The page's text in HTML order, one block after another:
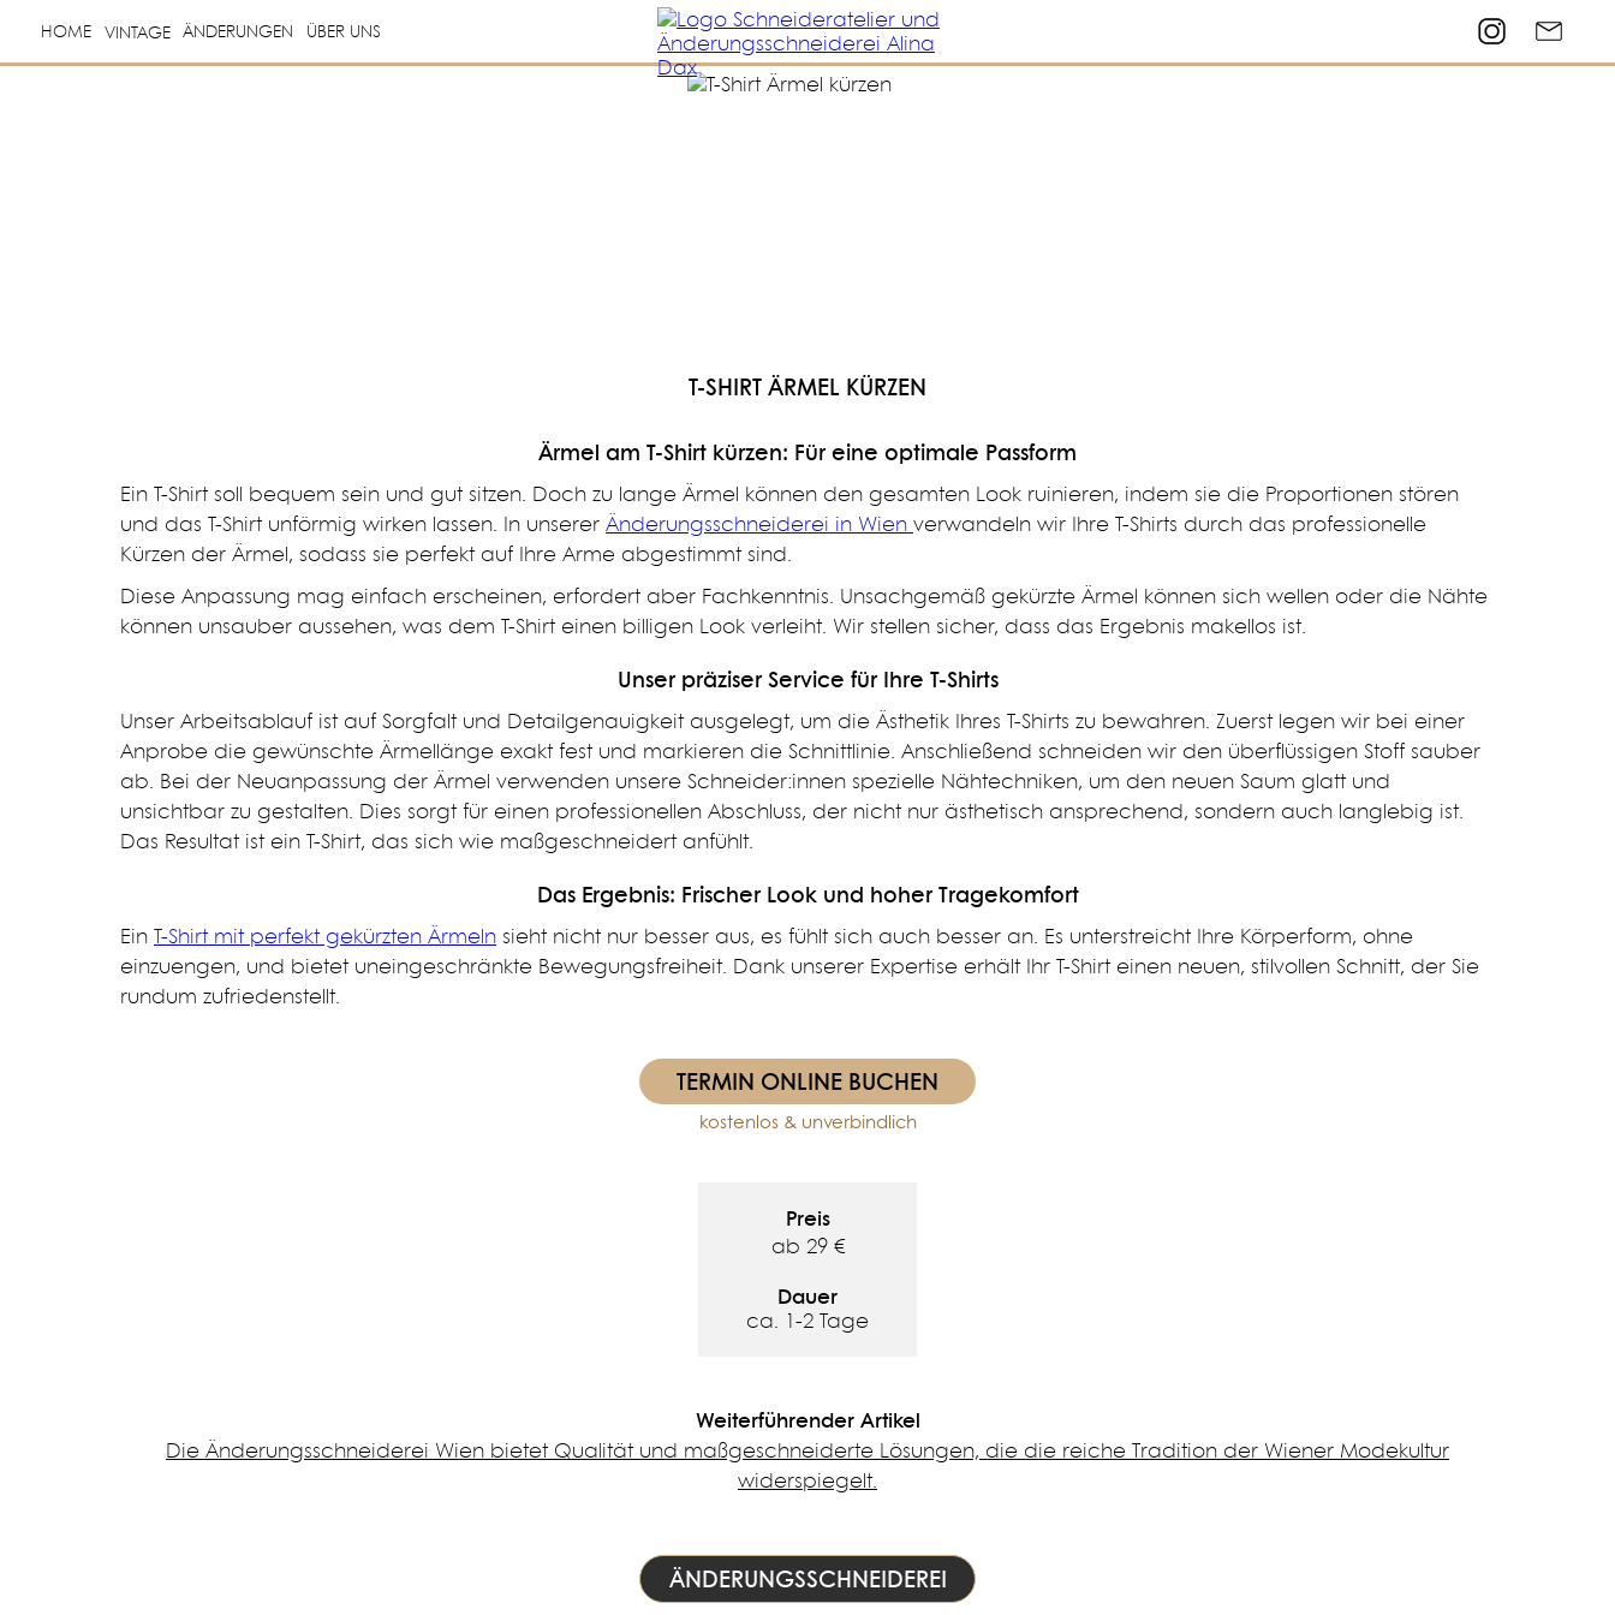
HOME VINTAGE ÄNDERUNGEN ÜBER UNS
T-SHIRT ÄRMEL KÜRZEN
Ärmel am T-Shirt kürzen: Für eine optimale Passform
Ein T-Shirt soll bequem sein und gut sitzen. Doch zu lange Ärmel können den gesamten Look ruinieren, indem sie die Proportionen stören
und das T-Shirt unförmig wirken lassen. In unserer Änderungsschneiderei in Wien verwandeln wir Ihre T-Shirts durch das professionelle
Kürzen der Ärmel, sodass sie perfekt auf Ihre Arme abgestimmt sind.
Diese Anpassung mag einfach erscheinen, erfordert aber Fachkenntnis. Unsachgemäß gekürzte Ärmel können sich wellen oder die Nähte
können unsauber aussehen, was dem T-Shirt einen billigen Look verleiht. Wir stellen sicher, dass das Ergebnis makellos ist.
Unser präziser Service für Ihre T-Shirts
Unser Arbeitsablauf ist auf Sorgfalt und Detailgenauigkeit ausgelegt, um die Ästhetik Ihres T-Shirts zu bewahren. Zuerst legen wir bei einer
Anprobe die gewünschte Ärmellänge exakt fest und markieren die Schnittlinie. Anschließend schneiden wir den überflüssigen Stoff sauber
ab. Bei der Neuanpassung der Ärmel verwenden unsere Schneider:innen spezielle Nähtechniken, um den neuen Saum glatt und
unsichtbar zu gestalten. Dies sorgt für einen professionellen Abschluss, der nicht nur ästhetisch ansprechend, sondern auch langlebig ist.
Das Resultat ist ein T-Shirt, das sich wie maßgeschneidert anfühlt.
Das Ergebnis: Frischer Look und hoher Tragekomfort
Ein T-Shirt mit perfekt gekürzten Ärmeln sieht nicht nur besser aus, es fühlt sich auch besser an. Es unterstreicht Ihre Körperform, ohne
einzuengen, und bietet uneingeschränkte Bewegungsfreiheit. Dank unserer Expertise erhält Ihr T-Shirt einen neuen, stilvollen Schnitt, der Sie
rundum zufriedenstellt.
TERMIN ONLINE BUCHEN
kostenlos & unverbindlich
Preis
ab 29 €
Dauer
ca. 1-2 Tage
Weiterführender Artikel
Die Änderungsschneiderei Wien bietet Qualität und maßgeschneiderte Lösungen, die die reiche Tradition der Wiener Modekultur
widerspiegelt.
ÄNDERUNGSSCHNEIDEREI